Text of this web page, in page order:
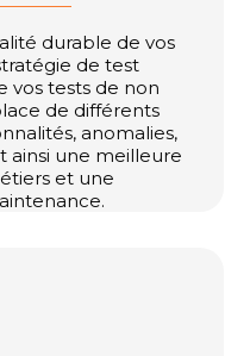
durable de vos
de test
vos tests de non
de différents
anomalies,
ainsi une meilleure
et une